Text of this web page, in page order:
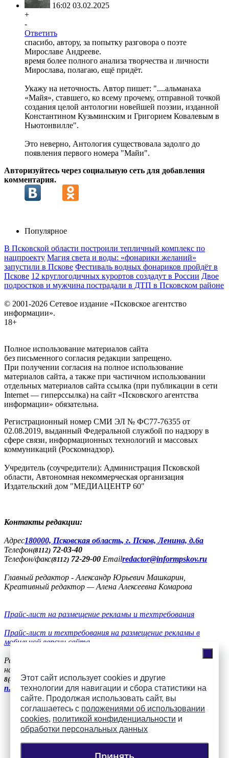
Этот сайт использует cookies и другие
технологии для навигации и сбора статистики на
сайте. Продолжая использовать сайт, вы
соглашаетесь с положениями об использовании
cookies, политикой конфиденциальности и
обработки персональных данных
16:02 03.02.2025
+
-
Ответить
спасибо, автору, за попытку разговора о поэте
Мирославе Андрееве.
время более полного анализа творчества и личности
Мирослава, полагаю, ещё придёт.
Укажу на неточность. Автор пишет: "....альманаха
«Майя», ставшего, ко всему прочему, отправной точкой
создания целой антологии новейшей поэзии, изданной
Константином Кузьминским и Григорием Ковалевым в
Ньютонвилле".
Это неверно, Антология существовала задолго до
появления первого номера "Майи".
Авторизуйтесь через социальную сеть для добавления
комментария.
Популярное
В Псковской области построили тепличный комплекс по
нацпроекту Магия света и воды: «фонарики желаний»
запустили в Пскове Фестиваль водных фонариков пройдёт в
Пскове 12 круглогодичных курортов создадут в России Двое
подростков и мужчина пострадали в ДТП в Псковском районе
© 2001-2026 Сетевое издание «Псковское агентство
информации».
18+
Полное использование материалов сайта
без письменного согласия редакции запрещено.
При получении согласия на полное использование
материалов сайта, а также при частичном использовании
отдельных материалов сайта ссылка (при публикации в сети
Internet — гиперссылка) на сайт «Псковского агентства
информации» обязательна.
Регистрационный номер СМИ ЭЛ № ФС77-76355 от
02.08.2019, выданный Федеральной службой по надзору в
сфере связи, информационных технологий и массовых
коммуникаций (Роскомнадзор).
Учредитель (соучредители): Администрация Псковской
области, Автономная некоммерческая организация
Издательский дом "МЕДИАЦЕНТР 60"
Контакты редакции:
Адреc180000, Псковская область, г. Псков, Ленина, д.6а
Телефон(8112) 72-03-40
Телефон/факс(8112) 72-29-00 Emailredactor@informpskov.ru
Главный редактор - Александр Юрьевич Машкарин,
Креативный редактор — Алена Алексеевна Комарова
Прайс-лист на размещение рекламы и техтребования
Прайс-лист и техтребования на размещение рекламы в
мобильной версии сайта
Реклама
на сайте
8(8112)57-51-94
n.vasilieva@mh-pskov.ru
Слушать радио «7 небо» онлайн